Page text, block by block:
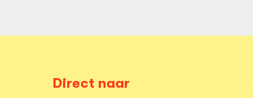
Direct naar